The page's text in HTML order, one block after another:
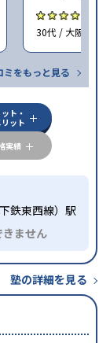
30代 / 大阪府 女
ミをもっと見る
ト・
ット
実績
鉄東西線）駅
ません
塾の詳細を見る